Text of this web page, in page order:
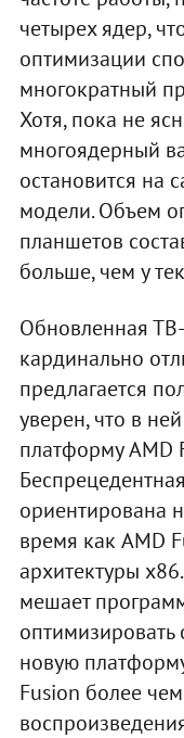
четырех ядер,
оптимизации
многократный
Хотя, пока не
многоядерный
остановится на
модели. Объем
планшетов
больше, чем у
Обновленная
кардинально
предлагается
уверен, что в
платформу AMD
ориентирована
время как AMD
архитектуры
мешает
новую
Fusion более